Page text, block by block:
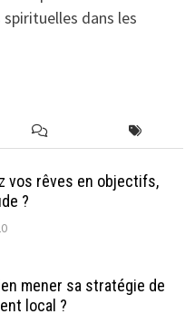
spirituelles dans les
vos rêves en objectifs,
?
mener sa stratégie de
local ?